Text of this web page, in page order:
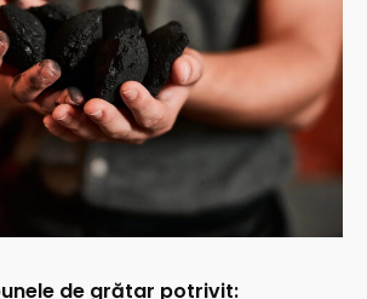
de grătar potrivit: